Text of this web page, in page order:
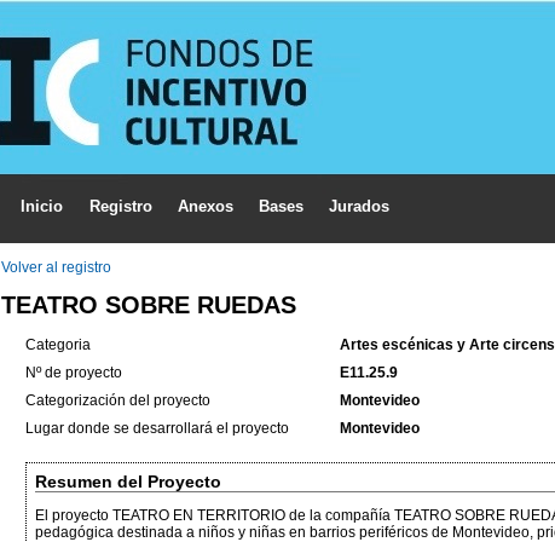
Inicio Registro Anexos Bases Jurados
Volver al registro
TEATRO SOBRE RUEDAS
Categoria
Artes escénicas y Arte
Nº de proyecto
E11.25.9
Categorización del proyecto
Montevideo
Lugar donde se desarrollará el proyecto
Montevideo
Resumen del Proyecto
El proyecto TEATRO EN TERRITORIO de la compañía TEATRO SOBRE
pedagógica destinada a niños y niñas en barrios periféricos de Montevideo,